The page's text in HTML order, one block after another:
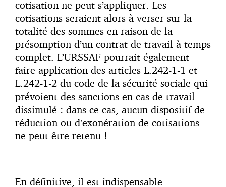
cotisation ne peut s’appliquer. Les
cotisations seraient alors à verser sur la
totalité des sommes en raison de la
présomption d’un contrat de travail à temps
complet. L’URSSAF pourrait également
faire application des articles L.242-1-1 et
L.242-1-2 du code de la sécurité sociale qui
prévoient des sanctions en cas de travail
dissimulé : dans ce cas, aucun dispositif de
réduction ou d’exonération de cotisations
ne peut être retenu !
En définitive, il est indispensable